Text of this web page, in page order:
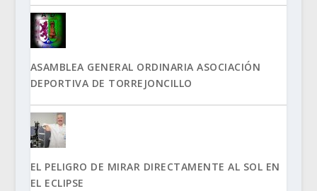
ASAMBLEA GENERAL ORDINARIA ASOCIACIÓN
DEPORTIVA DE TORREJONCILLO
EL PELIGRO DE MIRAR DIRECTAMENTE AL SOL EN
EL ECLIPSE